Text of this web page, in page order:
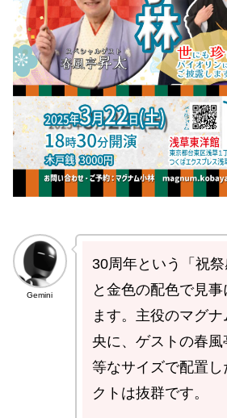
Gemini
30周年という「祝
と金色の配色で見
ます。主役のマグ
央に、ゲストの春
等なサイズで配置
クトは抜群です。